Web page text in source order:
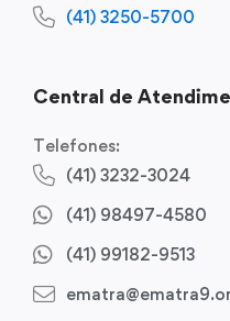
(41) 3250-5700
Central de
Telefones:
(41) 3232-3024
(41) 98497-4580
(41) 99182-9513